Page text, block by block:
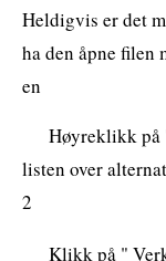
Heldigvis er det
ha den åpne
en
Høyreklikk på
listen over
2
Klikk på "